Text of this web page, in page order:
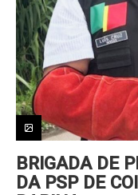
BRIGADA DE
DA PSP DE